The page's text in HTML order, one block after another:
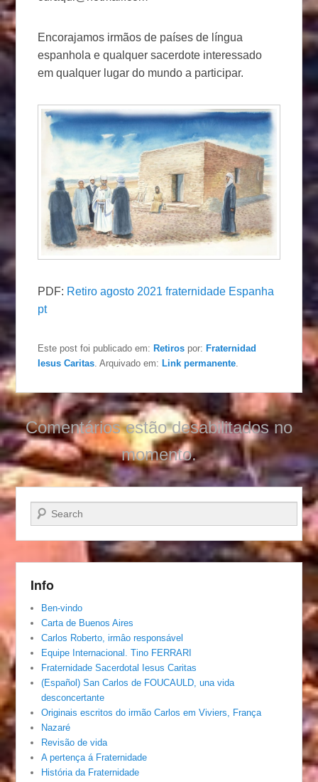
Encorajamos irmãos de países de língua
espanhola e qualquer sacerdote interessado
em qualquer lugar do mundo a participar.
PDF: Retiro agosto 2021 fraternidade Espanha
pt
Este post foi publicado em:Retiros por:Fraternidad
Iesus Caritas . Arquivado em:Link permanente
Comentários estão desabilitados no
momento.
Pesquisar…
Info
Ben-vindo
Carta de Buenos Aires
Carlos Roberto, irmâo responsável
Equipe Internacional. Tino FERRARI
Fraternidade Sacerdotal Iesus Caritas
(Español) San Carlos de FOUCAULD, una vida
desconcertante
Originais escritos do irmão Carlos em Viviers, França
Nazaré
Revisão de vida
A pertença á Fraternidade
História da Fraternidade